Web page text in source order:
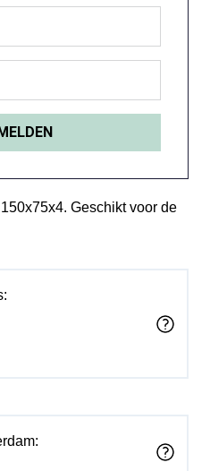
Geschikt voor de